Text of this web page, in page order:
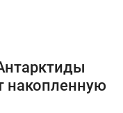
накопленную